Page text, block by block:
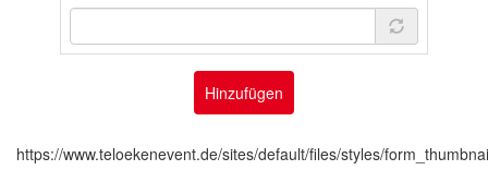
Hinzufügen
https://www.teloekenevent.de/sites/default/files/styles/